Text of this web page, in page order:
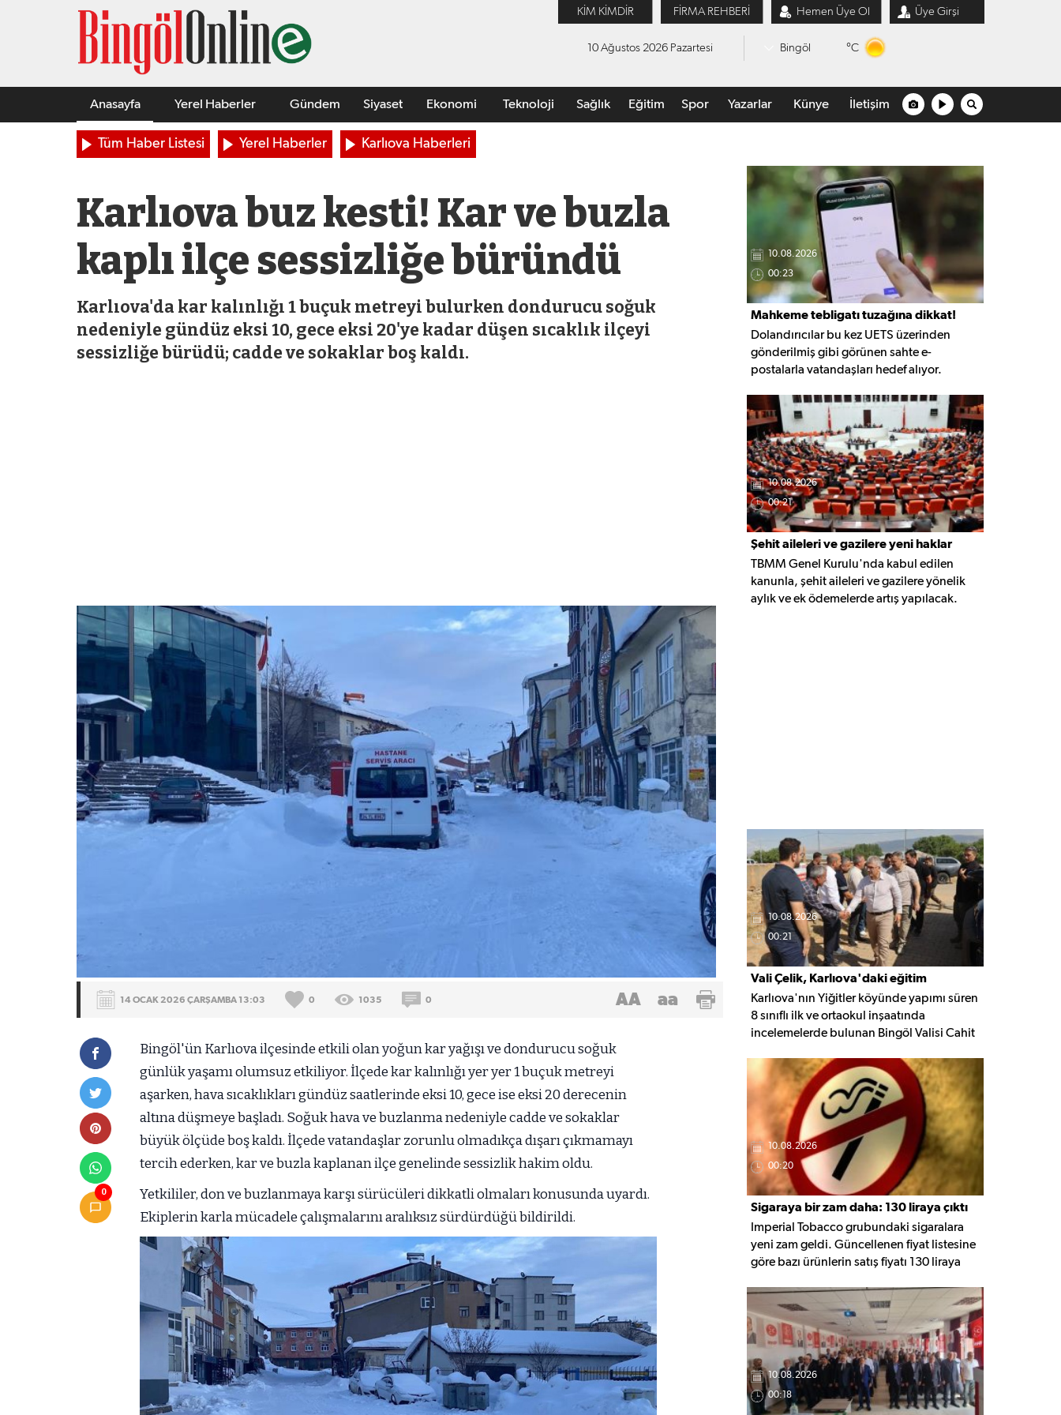
KİM KİMDİR FİRMA REHBERİ Hemen Üye Ol Üye Girşi
10 Ağustos 2026 Pazartesi Bingöl °C
Anasayfa Yerel Haberler Gündem Siyaset Ekonomi Teknoloji Sağlık Eğitim Spor Yazarlar Künye İletişim
Tüm Haber Listesi Yerel Haberler Karlıova Haberleri
Karlıova buz kesti! Kar ve buzla
kaplı ilçe sessizliğe büründü
Karlıova'da kar kalınlığı 1 buçuk metreyi bulurken dondurucu soğuk
nedeniyle gündüz eksi 10, gece eksi 20'ye kadar düşen sıcaklık ilçeyi
sessizliğe bürüdü; cadde ve sokaklar boş kaldı.
14 OCAK 2026 ÇARŞAMBA 13:03 0 1035 0 AA aa
0
Bingöl'ün Karlıova ilçesinde etkili olan yoğun kar yağışı ve dondurucu soğuk
günlük yaşamı olumsuz etkiliyor. İlçede kar kalınlığı yer yer 1 buçuk metreyi
aşarken, hava sıcaklıkları gündüz saatlerinde eksi 10, gece ise eksi 20 derecenin
altına düşmeye başladı. Soğuk hava ve buzlanma nedeniyle cadde ve sokaklar
büyük ölçüde boş kaldı. İlçede vatandaşlar zorunlu olmadıkça dışarı çıkmamayı
tercih ederken, kar ve buzla kaplanan ilçe genelinde sessizlik hakim oldu.
Yetkililer, don ve buzlanmaya karşı sürücüleri dikkatli olmaları konusunda uyardı.
Ekiplerin karla mücadele çalışmalarını aralıksız sürdürdüğü bildirildi.
10.08.2026
00:23
Mahkeme tebligatı tuzağına dikkat!
Dolandırıcılar bu kez UETS üzerinden
gönderilmiş gibi görünen sahte e-
postalarla vatandaşları hedef alıyor.
mesajlarıyla gönderilen bağlantılara
kesinlikle tıklanmaması gerektiği
konusunda uyarıyor.
10.08.2026
00:21
Şehit aileleri ve gazilere yeni haklar
içeren teklif yasalaştı
TBMM Genel Kurulu'nda kabul edilen
kanunla, şehit aileleri ve gazilere yönelik
aylık ve ek ödemelerde artış yapılacak.
10.08.2026
00:21
Vali Çelik, Karlıova'daki eğitim
yatırımlarını yerinde inceledi
Karlıova'nın Yiğitler köyünde yapımı süren
8 sınıflı ilk ve ortaokul inşaatında
incelemelerde bulunan Bingöl Valisi Cahit
hakkında yetkililerden bilgi aldı.
10.08.2026
00:20
Sigaraya bir zam daha: 130 liraya çıktı
Imperial Tobacco grubundaki sigaralara
yeni zam geldi. Güncellenen fiyat listesine
göre bazı ürünlerin satış fiyatı 130 liraya
itibaren geçerli olacak.
10.08.2026
00:18